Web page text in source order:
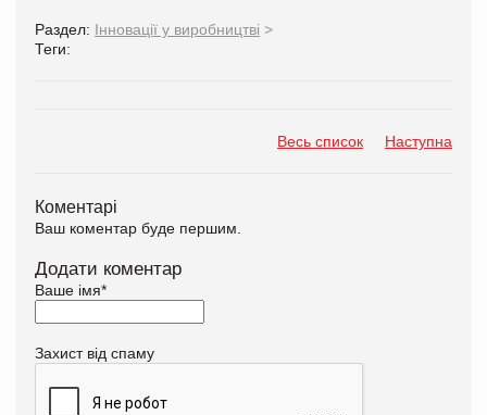
Раздел: Інновації у виробництві >
Теги:
Весь список Наступна
Коментарі
Ваш коментар буде першим.
Додати коментар
Ваше імя*
Захист від спаму